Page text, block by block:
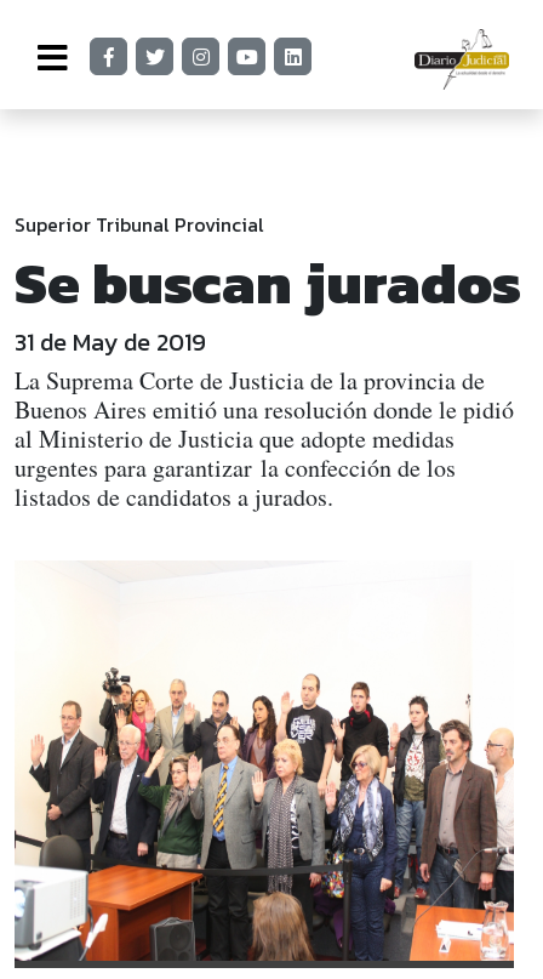
Superior Tribunal Provincial
Se buscan jurados
31 de May de 2019
La Suprema Corte de Justicia de la provincia de
Buenos Aires emitió una resolución donde le pidió
al Ministerio de Justicia que adopte medidas
urgentes para garantizar la confección de los
listados de candidatos a jurados.